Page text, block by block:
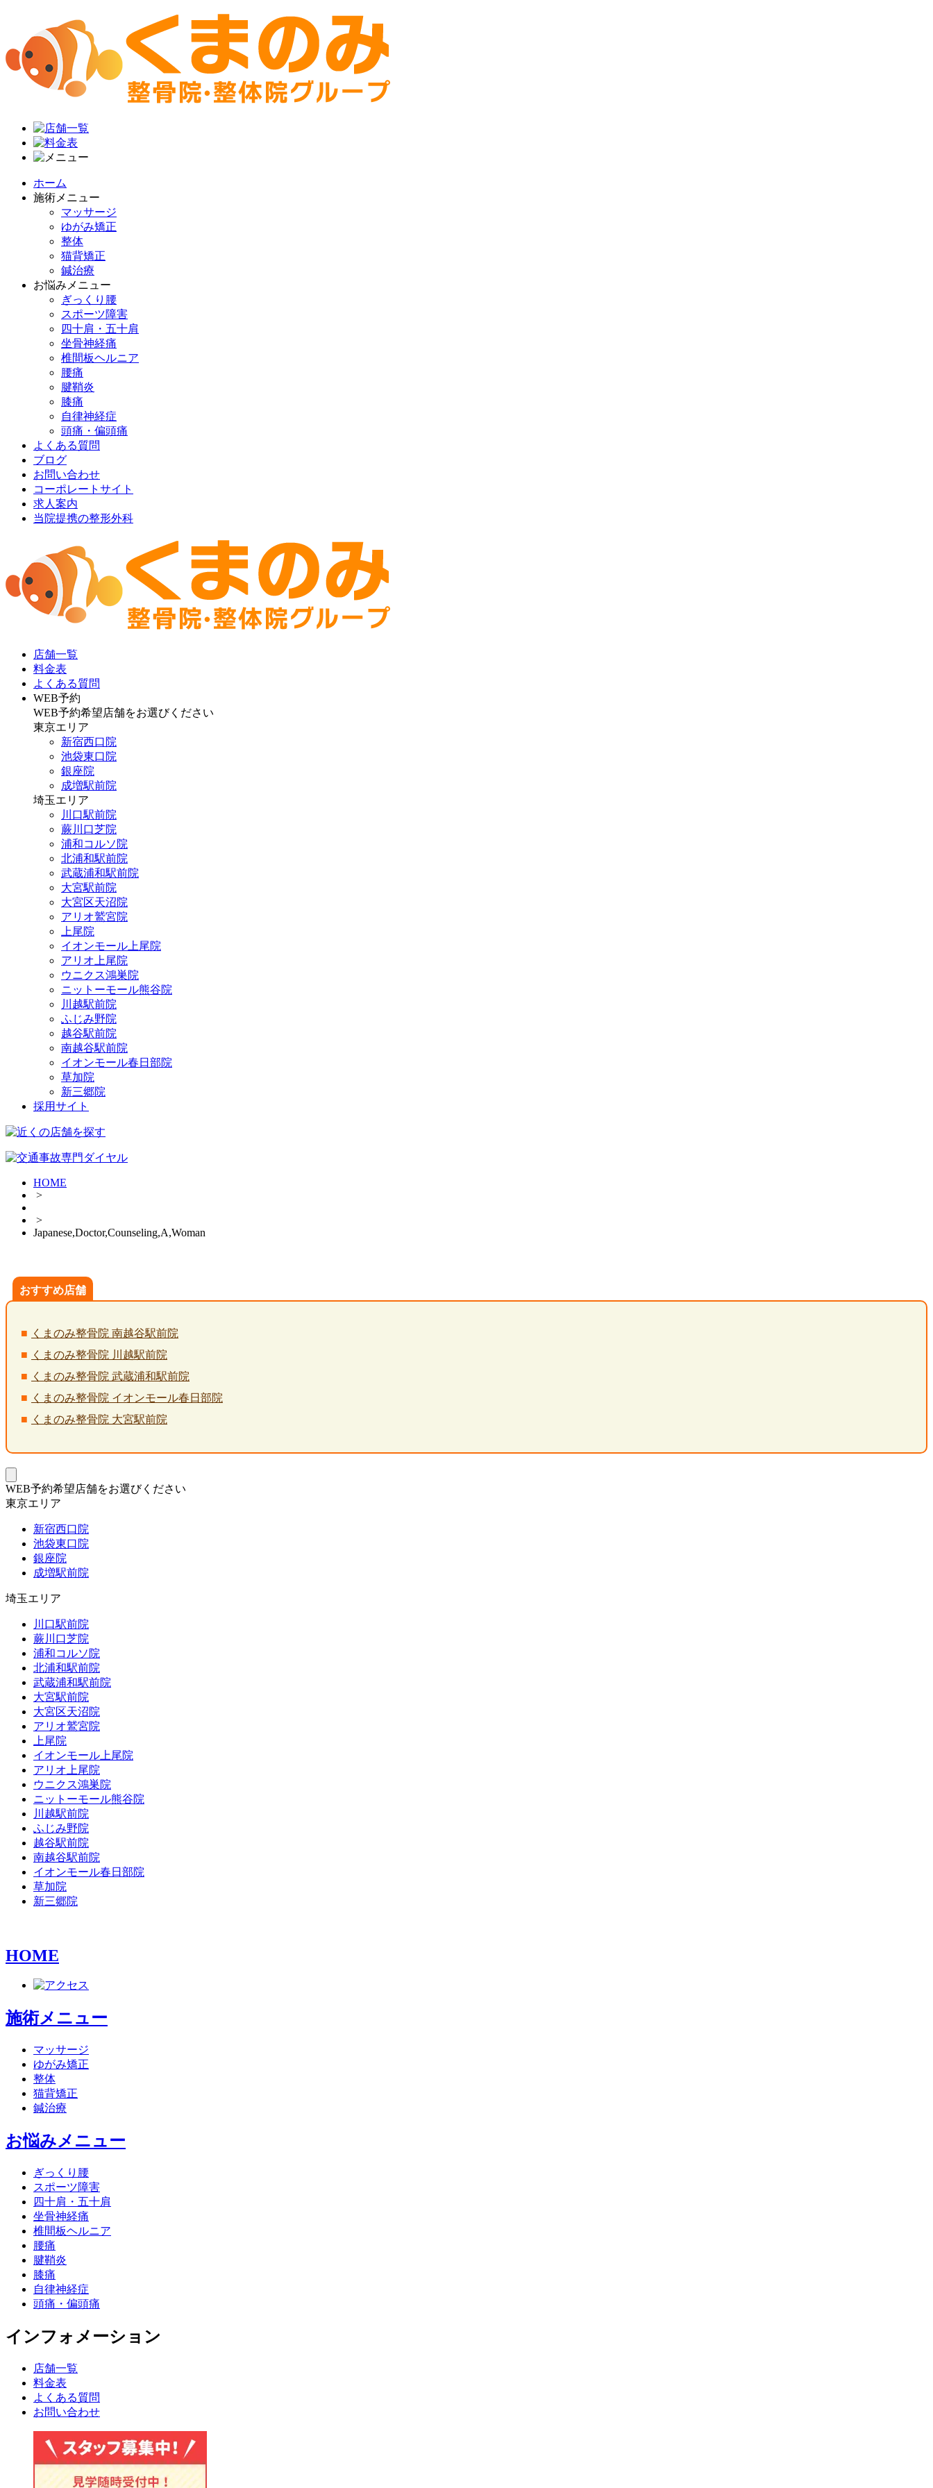
ホーム
施術メニュー
マッサージ
ゆがみ矯正
整体
猫背矯正
鍼治療
お悩みメニュー
ぎっくり腰
スポーツ障害
四十肩・五十肩
坐骨神経痛
椎間板ヘルニア
腰痛
腱鞘炎
膝痛
自律神経症
頭痛・偏頭痛
よくある質問
ブログ
お問い合わせ
コーポレートサイト
求人案内
当院提携の整形外科
店舗一覧
料金表
よくある質問
WEB予約
WEB予約希望店舗をお選びください
東京エリア
新宿西口院
池袋東口院
銀座院
成増駅前院
埼玉エリア
川口駅前院
蕨川口芝院
浦和コルソ院
北浦和駅前院
武蔵浦和駅前院
大宮駅前院
大宮区天沼院
アリオ鷲宮院
上尾院
イオンモール上尾院
アリオ上尾院
ウニクス鴻巣院
ニットーモール熊谷院
川越駅前院
ふじみ野院
越谷駅前院
南越谷駅前院
イオンモール春日部院
草加院
新三郷院
採用サイト
HOME
>
>
Japanese,Doctor,Counseling,A,Woman
おすすめ店舗
くまのみ整骨院 南越谷駅前院
くまのみ整骨院 川越駅前院
くまのみ整骨院 武蔵浦和駅前院
くまのみ整骨院 イオンモール春日部院
くまのみ整骨院 大宮駅前院
WEB予約希望店舗をお選びください
東京エリア
新宿西口院
池袋東口院
銀座院
成増駅前院
埼玉エリア
川口駅前院
蕨川口芝院
浦和コルソ院
北浦和駅前院
武蔵浦和駅前院
大宮駅前院
大宮区天沼院
アリオ鷲宮院
上尾院
イオンモール上尾院
アリオ上尾院
ウニクス鴻巣院
ニットーモール熊谷院
川越駅前院
ふじみ野院
越谷駅前院
南越谷駅前院
イオンモール春日部院
草加院
新三郷院
HOME
施術メニュー
マッサージ
ゆがみ矯正
整体
猫背矯正
鍼治療
お悩みメニュー
ぎっくり腰
スポーツ障害
四十肩・五十肩
坐骨神経痛
椎間板ヘルニア
腰痛
腱鞘炎
膝痛
自律神経症
頭痛・偏頭痛
インフォメーション
店舗一覧
料金表
よくある質問
お問い合わせ